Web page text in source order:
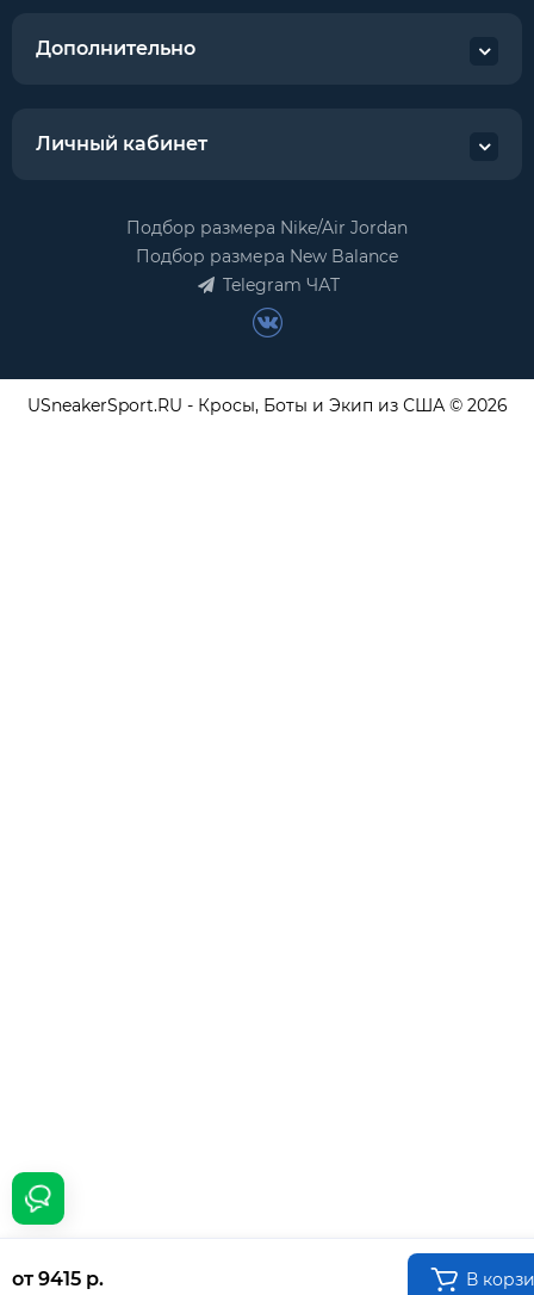
от 9415 р. В
Дополнительно
Личный кабинет
Подбор размера Nike/Air Jordan
Подбор размера New Balance
Telegram ЧАТ
USneakerSport.RU - Кросы, Боты и Экип из США © 2026